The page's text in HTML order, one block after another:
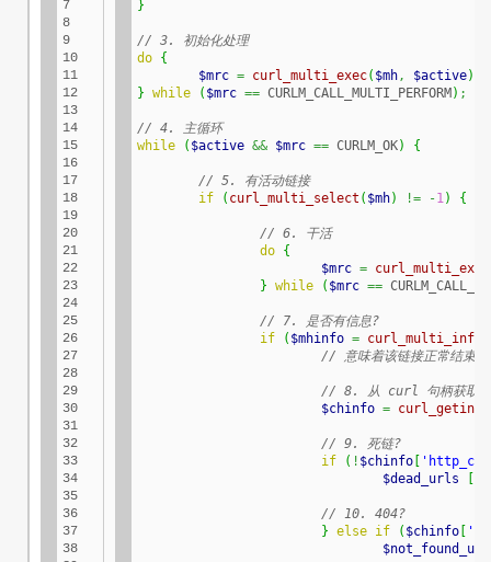
7
8
9
10
11
12
13
14
15
16
17
18
19
20
21
22
23
24
25
26
27
28
29
30
31
32
33
34
35
36
37
38
}
// 3. 初始化处理
do {
$mrc = curl_multi_exec( $mh, $active)
} while ( $mrc == CURLM_CALL_MULTI_PERFORM ) ;
// 4. 主循环
while
( $active && $mrc == CURLM_OK) {
// 5. 有活动链接
if
( curl_multi_select ( $mh) != -1) {
// 6. 干活
do {
$mrc = curl_multi_exec
} while ( $mrc ==
// 7. 是否有信息?
if
( $mhinfo =
// 意味着该链接正常结束
// 8. 从 curl 句柄获取
$chinfo = curl_getinfo
// 9. 死链?
if
( ! $chinfo
$dead_urls
// 10. 404?
} else if ( $chinfo